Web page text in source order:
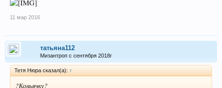
11 мар 2016
татьяна112
Мизантроп с сентября 2018г
Тетя Нюра сказал(а): ↑
?Коньячку?